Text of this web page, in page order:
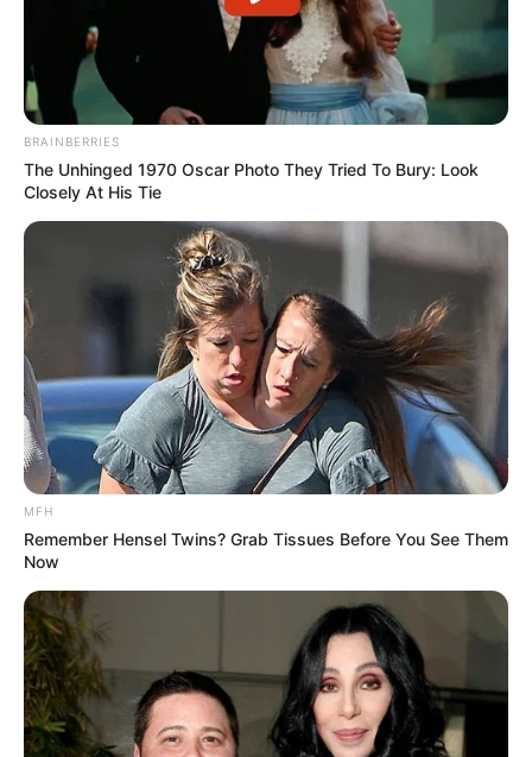
BRAINBERRIES
The Unhinged 1970 Oscar Photo They Tried To Bury: Look
Closely At His Tie
MFH
Remember Hensel Twins? Grab Tissues Before You See Them
Now